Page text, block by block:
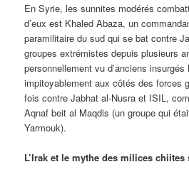
En Syrie, les sunnites modérés
d’eux est Khaled Abaza, un
paramilitaire du sud qui se bat contre
groupes extrémistes depuis plusieurs
personnellement vu d’anciens
impitoyablement aux côtés des forces
fois contre Jabhat al-Nusra et ISIL,
Aqnaf beit al Maqdis (un groupe qui
Yarmouk).
L’Irak et le mythe des milices